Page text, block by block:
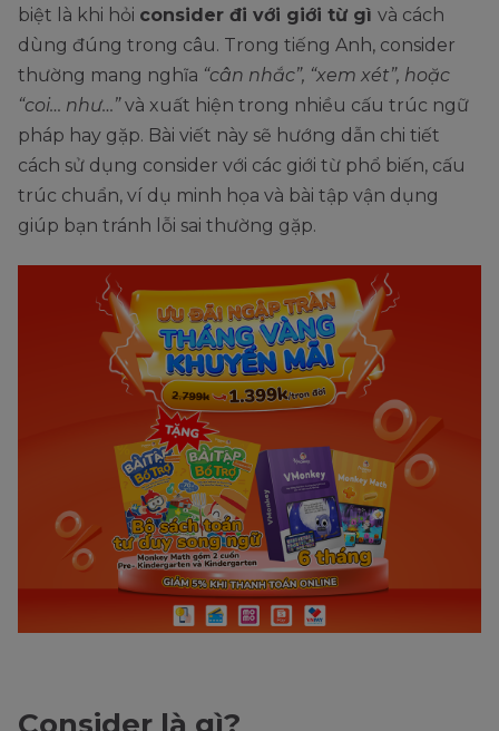
biệt là khi hỏi consider đi với giới từ gì và cách
dùng đúng trong câu. Trong tiếng Anh, consider
thường mang nghĩa “cân nhắc”, “xem xét”, hoặc
“coi… như…”và xuất hiện trong nhiều cấu trúc ngữ
pháp hay gặp. Bài viết này sẽ hướng dẫn chi tiết
cách sử dụng consider với các giới từ phổ biến, cấu
trúc chuẩn, ví dụ minh họa và bài tập vận dụng
giúp bạn tránh lỗi sai thường gặp.